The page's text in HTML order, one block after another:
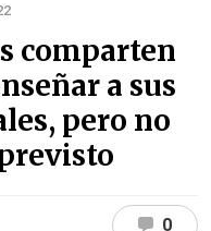
comparten
a sus
pero no
0